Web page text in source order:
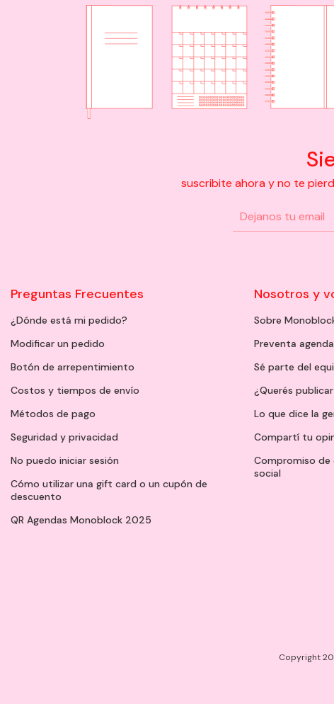
suscribite ahora y no te
Preguntas Frecuentes
¿Dónde está mi pedido?
Modificar un pedido
Botón de arrepentimiento
Costos y tiempos de envío
Métodos de pago
Seguridad y privacidad
No puedo iniciar sesión
Cómo utilizar una gift card o un cupón de
descuento
QR Agendas Monoblock 2025
Nosotros y
Sobre
Preventa
Sé parte del
¿Querés
Lo que dice la
Compartí tu
Compromiso
social
Copyright